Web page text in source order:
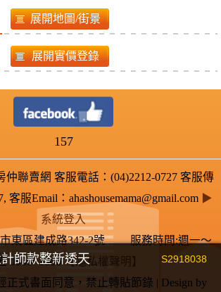
師款整新透天 S2918038
157
仲聯賣網 客服電話：(04)2212-0727 客服傳
客服Email：ahashousemama@gmail.com ▶
系統登入
市東區建成路342-2號 服務時間:週一～
0900~1800【隱私權聲明】
式書面同意，禁止轉貼節錄 | Design by